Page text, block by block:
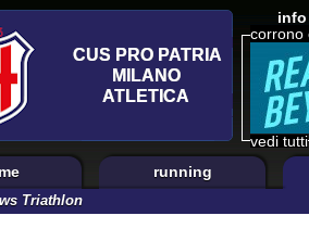
corrono
vedi tutti
info
running
Triathlon